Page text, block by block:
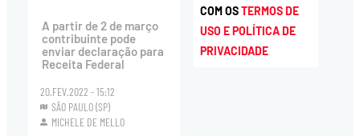
A partir de 2 de março
contribuinte pode
enviar declaração para
Receita Federal
20.FEV.2022 - 15:12
SÃO PAULO (SP)
MICHELE DE MELLO
COM OSTERMOS DE
USO E POLÍTICA DE
PRIVACIDADE